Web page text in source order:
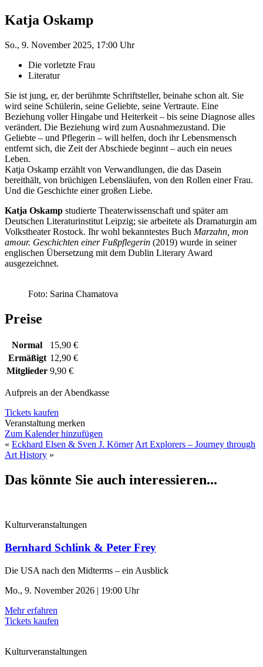
Katja Oskamp
So., 9. November 2025, 17:00 Uhr
Die vorletzte Frau
Literatur
Sie ist jung, er, der berühmte Schriftsteller, beinahe schon alt. Sie
wird seine Schülerin, seine Geliebte, seine Vertraute. Eine
Beziehung voller Hingabe und Heiterkeit – bis seine Diagnose alles
verändert. Die Beziehung wird zum Ausnahmezustand. Die
Geliebte – und Pflegerin – will helfen, doch ihr Lebensmensch
entfernt sich, die Zeit der Abschiede beginnt – auch ein neues
Leben.
Katja Oskamp erzählt von Verwandlungen, die das Dasein
bereithält, von brüchigen Lebensläufen, von den Rollen einer Frau.
Und die Geschichte einer großen Liebe.
Katja Oskamp studierte Theaterwissenschaft und später am
Deutschen Literaturinstitut Leipzig; sie arbeitete als Dramaturgin am
Volkstheater Rostock. Ihr wohl bekanntestes Buch Marzahn, mon
amour. Geschichten einer Fußpflegerin (2019) wurde in seiner
englischen Übersetzung mit dem Dublin Literary Award
ausgezeichnet.
Foto: Sarina Chamatova
Preise
Normal
15,90 €
Ermäßigt 12,90 €
Mitglieder 9,90 €
Aufpreis an der Abendkasse
Tickets kaufen
Veranstaltung merken
Zum Kalender hinzufügen
« Eckhard Elsen & Sven J. KörnerArt Explorers – Journey through
Art History »
Das könnte Sie auch interessieren...
Kulturveranstaltungen
Bernhard Schlink & Peter Frey
Die USA nach den Midterms – ein Ausblick
Mo., 9. November 2026 | 19:00 Uhr
Mehr erfahren
Tickets kaufen
Kulturveranstaltungen